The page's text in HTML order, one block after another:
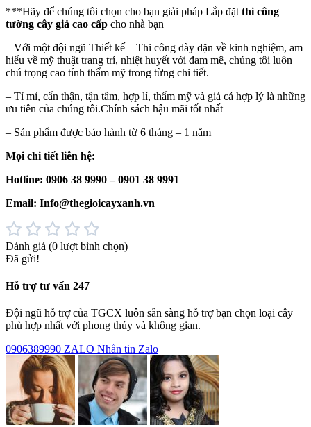
***Hãy để chúng tôi chọn cho bạn giải pháp Lắp đặt thi công
tường cây giả cao cấp cho nhà bạn
– Với một đội ngũ Thiết kế – Thi công dày dặn về kinh nghiệm, am
hiểu về mỹ thuật trang trí, nhiệt huyết với đam mê, chúng tôi luôn
chú trọng cao tính thẩm mỹ trong từng chi tiết.
– Tỉ mỉ, cẩn thận, tận tâm, hợp lí, thẩm mỹ và giá cả hợp lý là những
ưu tiên của chúng tôi.Chính sách hậu mãi tốt nhất
– Sản phẩm được bảo hành từ 6 tháng – 1 năm
Mọi chi tiết liên hệ:
Hotline: 0906 38 9990 – 0901 38 9991
Email: Info@thegioicayxanh.vn
Đánh giá (0 lượt bình chọn)
Đã gửi!
Hỗ trợ tư vấn 247
Đội ngũ hỗ trợ của TGCX luôn sẵn sàng hỗ trợ bạn chọn loại cây
phù hợp nhất với phong thủy và không gian.
0906389990 ZALO Nhắn tin Zalo